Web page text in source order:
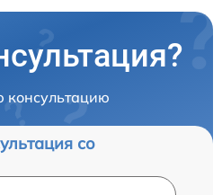
консультацию
со